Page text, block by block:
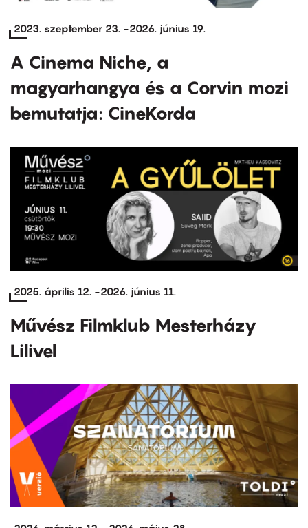
2023. szeptember 23. -2026. június 19.
A Cinema Niche, a
magyarhangya és a Corvin mozi
bemutatja: CineKorda
2025. április 12. -2026. június 11.
Művész Filmklub Mesterházy
Lilivel